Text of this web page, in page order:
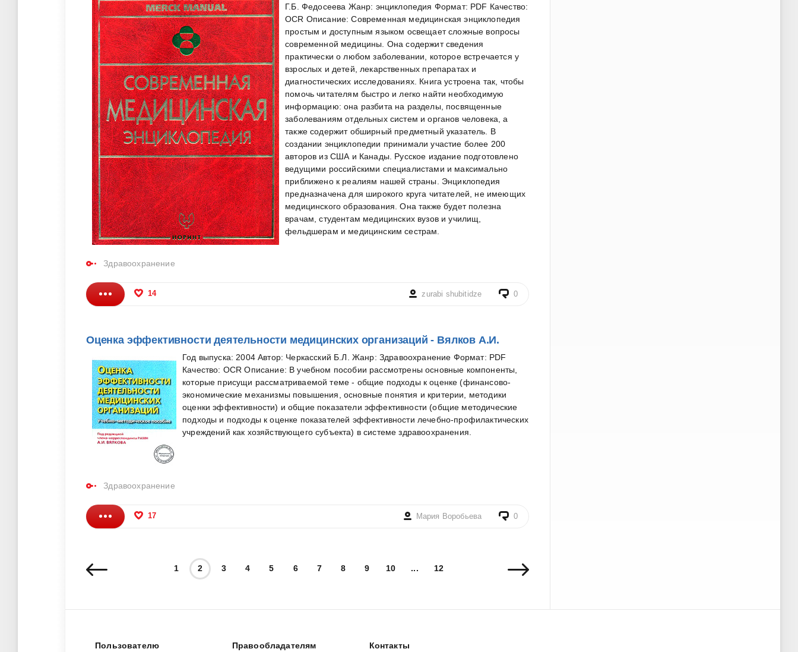
Г.Б. Федосеева Жанр: энциклопедия Формат: PDF Качество:
OCR Описание: Современная медицинская энциклопедия
простым и доступным языком освещает сложные вопросы
современной медицины. Она содержит сведения
практически о любом заболевании, которое встречается у
взрослых и детей, лекарственных препаратах и
диагностических исследованиях. Книга устроена так, чтобы
помочь читателям быстро и легко найти необходимую
информацию: она разбита на разделы, посвященные
заболеваниям отдельных систем и органов человека, а
также содержит обширный предметный указатель. В
создании энциклопедии принимали участие более 200
авторов из США и Канады. Русское издание подготовлено
ведущими российскими специалистами и максимально
приближено к реалиям нашей страны. Энциклопедия
предназначена для широкого круга читателей, не имеющих
медицинского образования. Она также будет полезна
врачам, студентам медицинских вузов и училищ,
фельдшерам и медицинским сестрам.
Здравоохранение
14 zurabi shubitidze 0
Оценка эффективности деятельности медицинских организаций - Вялков А.И.
Год выпуска: 2004 Автор: Черкасский Б.Л. Жанр: Здравоохранение Формат: PDF
Качество: OCR Описание: В учебном пособии рассмотрены основные компоненты,
которые присущи рассматриваемой теме - общие подходы к оценке (финансово-
экономические механизмы повышения, основные понятия и критерии, методики
оценки эффективности) и общие показатели эффективности (общие методические
подходы и подходы к оценке показателей эффективности лечебно-профилактических
учреждений как хозяйствующего субъекта) в системе здравоохранения.
Здравоохранение
17 Мария Воробьева 0
1 2 3 4 5 6 7 8 9 10 ... 12
Пользователю Правообладателям Контакты